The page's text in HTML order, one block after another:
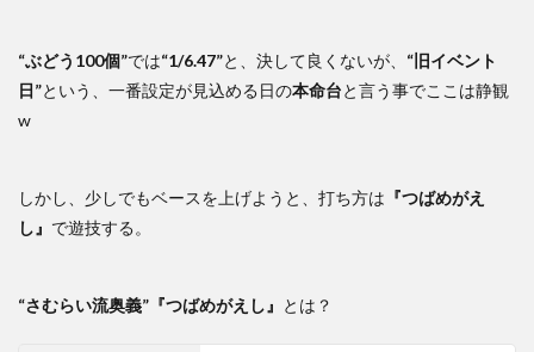
“ぶどう100個”では“1/6.47”と、決して良くないが、 “旧イベント
日”という、一番設定が見込める日の本命台と言う事でここは静観
w
しかし、少しでもベースを上げようと、打ち方は 『つばめがえ
し』 で遊技する。
“さむらい流奥義” 『つばめがえし』 とは？